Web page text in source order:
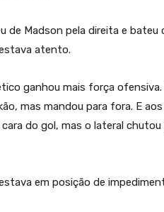
de Madson pela direita e bateu
atento.
ganhou mais força
mas mandou para fora. E aos
do gol, mas o lateral chutou
em posição de